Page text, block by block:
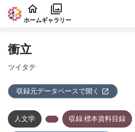
本文に飛ぶ
ホームギャラリー
衝立
ツイタテ
収録元データベースで開く
人文学 収録:標本資料目録